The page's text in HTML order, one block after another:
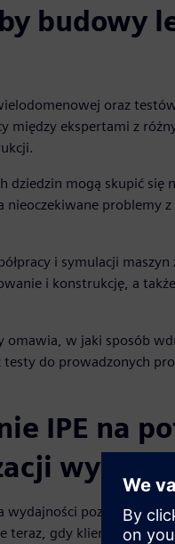
budowy
oraz
między ekspertami z
dziedzin mogą skupić się
nieoczekiwane problemy
i symulacji maszyn
i konstrukcję, a
omawia, w jaki sposób
do prowadzonych
IPE na
wydajności pozwala
teraz, gdy klienci